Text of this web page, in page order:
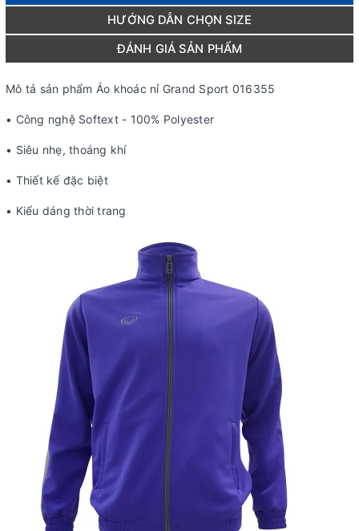
HƯỚNG DẪN CHỌN SIZE
ĐÁNH GIÁ SẢN PHẨM
Mô tả sản phẩm Áo khoác nỉ Grand Sport 016355
• Công nghệ Softext - 100% Polyester
• Siêu nhẹ, thoáng khí
• Thiết kế đặc biệt
• Kiểu dáng thời trang